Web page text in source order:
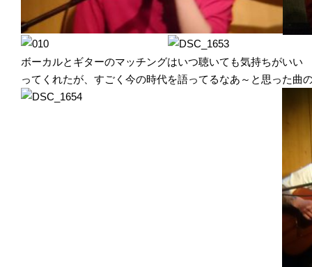
ボーカルとギターのマッチングはいつ聴いても気持ちがい
ってくれたが、すごく今の時代を語ってるなあ～と思った曲